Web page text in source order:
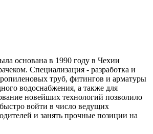
основана в 1990 году в Чехии
Специализация - разработка и
труб, фитингов и арматуры
водоснабжения, а также для
новейших технологий позволило
войти в число ведущих
и занять прочные позиции на